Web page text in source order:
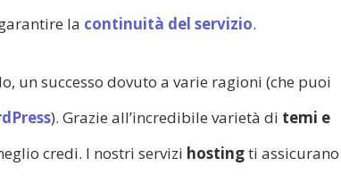
la continuità del servizio.
un successo dovuto a varie ragioni (che puoi
). Grazie all’incredibile varietà di temi e
credi. I nostri servizi hostingti assicurano